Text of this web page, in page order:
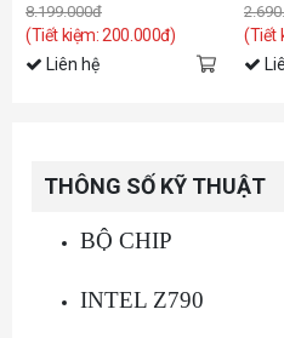
8.199.000đ
(Tiết kiệm: 200.000đ)
Liên hệ
(Tiết
THÔNG SỐ KỸ THUẬT
BỘ CHIP
INTEL Z790